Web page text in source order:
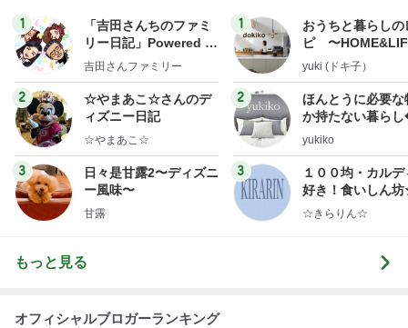
1
「吉田さんちのファミ
リー日記」Powered b
y Ameba 吉田さんファ
ログ
吉田さんファミリー
2
☆やまあこ☆さんのデ
ィズニー日記
☆やまあこ☆
3
日々是甘露2〜ディズニ
ー風味〜
甘露
1
おうちと暮らしの
ピ 〜
yuki (ドキ子）
2
ほんとうに必要な
か持たない暮ら
ep Life Simple◆
yukiko
3
１００均・カルデ
好き！食いしん
らりん☆のブログ
☆きらりん☆
もっと見る
オフィシャルブロガーランキング